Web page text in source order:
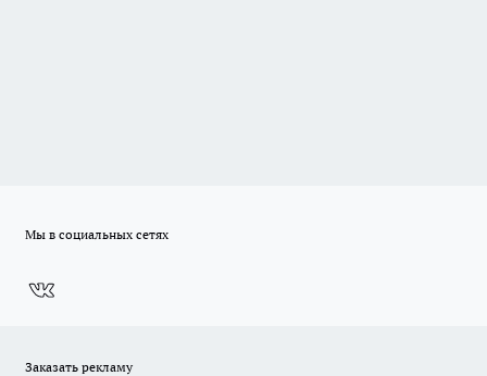
Мы в социальных сетях
Заказать рекламу